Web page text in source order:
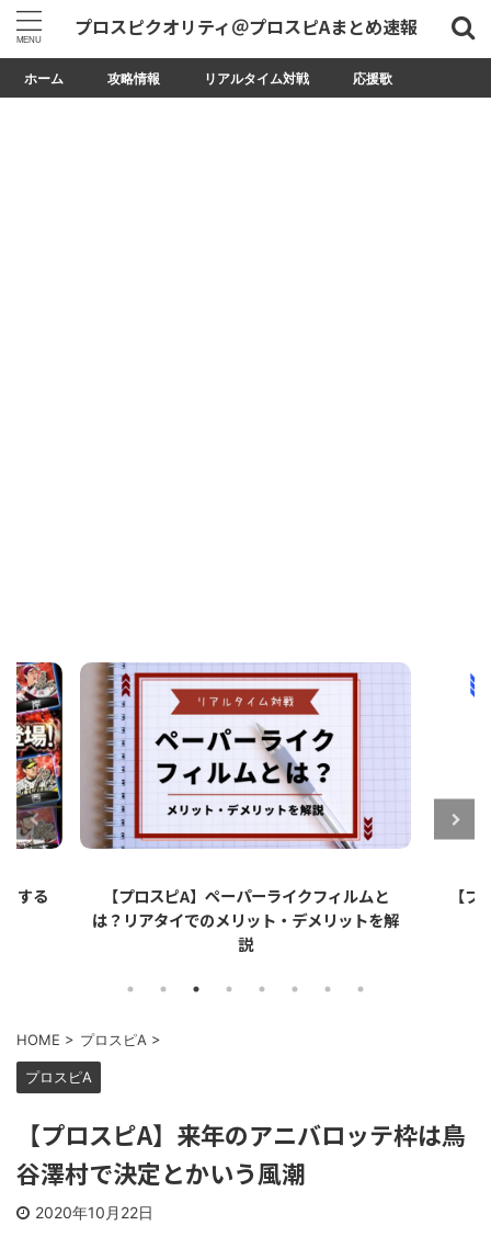
プロスピクオリティ＠プロスピAまとめ速報
ホーム 攻略情報 リアルタイム対戦 応援歌
する
【プロスピA】ペーパーライクフィルムと
は？リアタイでのメリット・デメリットを解
説
【
HOME > プロスピA >
プロスピA
【プロスピA】来年のアニバロッテ枠は鳥
谷澤村で決定とかいう風潮
2020年10月22日